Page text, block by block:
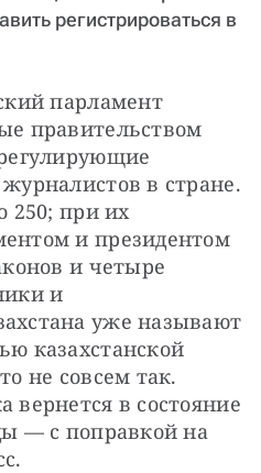
регистрироваться в
парламент
правительством
в стране.
250; при их
и президентом
и четыре
и
уже называют
казахстанской
не совсем так.
вернется в состояние
— с поправкой на